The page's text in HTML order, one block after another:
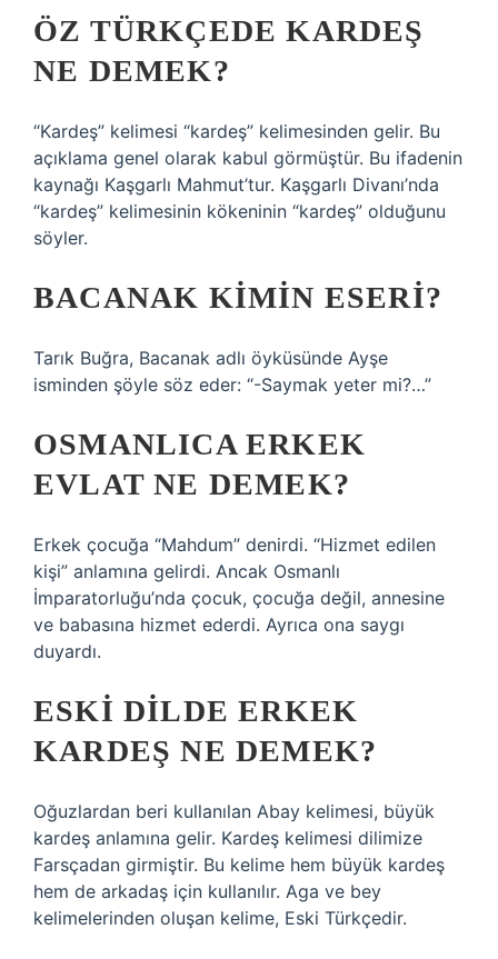
ÖZ TÜRKÇEDE KARDEŞ
NE DEMEK?
“Kardeş” kelimesi “kardeş” kelimesinden gelir. Bu
açıklama genel olarak kabul görmüştür. Bu ifadenin
kaynağı Kaşgarlı Mahmut’tur. Kaşgarlı Divanı’nda
“kardeş” kelimesinin kökeninin “kardeş” olduğunu
söyler.
BACANAK KIMIN ESERI?
Tarık Buğra, Bacanak adlı öyküsünde Ayşe
isminden şöyle söz eder: “-Saymak yeter mi?…”
OSMANLICA ERKEK
EVLAT NE DEMEK?
Erkek çocuğa “Mahdum” denirdi. “Hizmet edilen
kişi” anlamına gelirdi. Ancak Osmanlı
İmparatorluğu’nda çocuk, çocuğa değil, annesine
ve babasına hizmet ederdi. Ayrıca ona saygı
duyardı.
ESKI DILDE ERKEK
KARDEŞ NE DEMEK?
Oğuzlardan beri kullanılan Abay kelimesi, büyük
kardeş anlamına gelir. Kardeş kelimesi dilimize
Farsçadan girmiştir. Bu kelime hem büyük kardeş
hem de arkadaş için kullanılır. Aga ve bey
kelimelerinden oluşan kelime, Eski Türkçedir.